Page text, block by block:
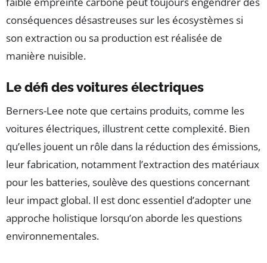
conséquences désastreuses sur les écosystèmes si
son extraction ou sa production est réalisée de
manière nuisible.
Le défi des voitures électriques
Berners-Lee note que certains produits, comme les
voitures électriques, illustrent cette complexité. Bien
qu’elles jouent un rôle dans la réduction des émissions,
leur fabrication, notamment l’extraction des matériaux
pour les batteries, soulève des questions concernant
leur impact global. Il est donc essentiel d’adopter une
approche holistique lorsqu’on aborde les questions
environnementales.